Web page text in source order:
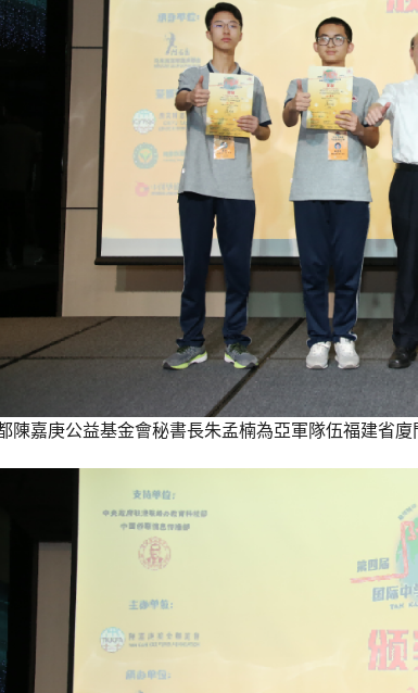
陳嘉庚公益基金會秘書長朱孟楠為亞軍隊伍福建省